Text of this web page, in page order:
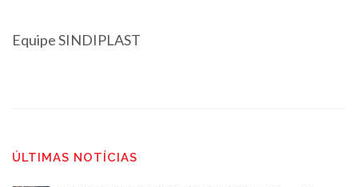
Equipe SINDIPLAST
ÚLTIMAS NOTÍCIAS